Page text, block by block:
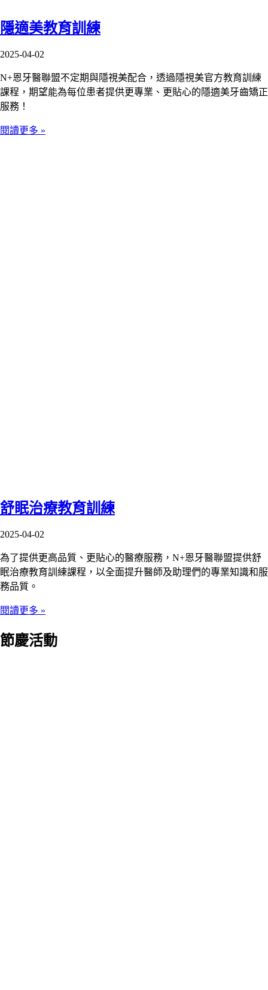
隱適美教育訓練
2025-04-02
N+恩牙醫聯盟不定期與隱視美配合，透過隱視美官方教育訓練
課程，期望能為每位患者提供更專業、更貼心的隱適美牙齒矯正
服務！
閱讀更多 »
舒眠治療教育訓練
2025-04-02
為了提供更高品質、更貼心的醫療服務，N+恩牙醫聯盟提供舒
眠治療教育訓練課程，以全面提升醫師及助理們的專業知識和服
務品質。
閱讀更多 »
節慶活動